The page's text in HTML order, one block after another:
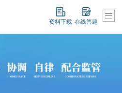
资料下载 在线答题